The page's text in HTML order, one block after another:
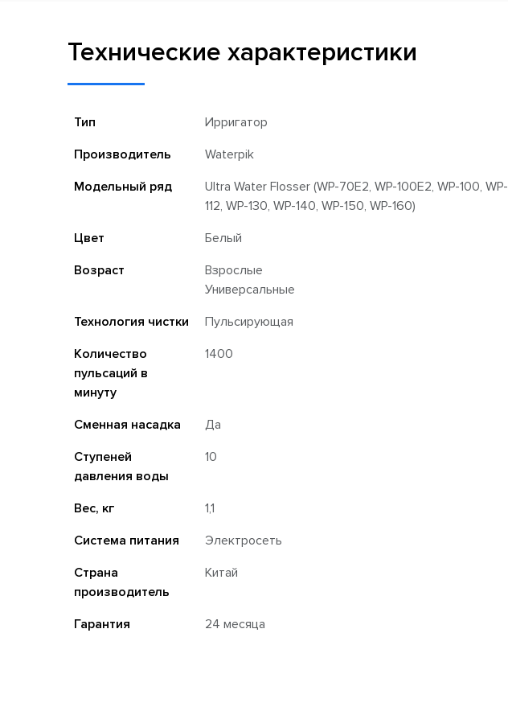
Технические характеристики
Тип
Ирригатор
Производитель
Waterpik
Модельный ряд
Ultra Water Flosser (WP-70E2, WP-100E2, WP-100, WP-
112, WP-130, WP-140, WP-150, WP-160)
Цвет
Белый
Возраст
Взрослые
Универсальные
Технология чистки
Пульсирующая
Количество
пульсаций в
минуту
1400
Сменная насадка
Да
Ступеней
давления воды
10
Вес, кг
1,1
Система питания
Электросеть
Страна
производитель
Китай
Гарантия 24 месяца